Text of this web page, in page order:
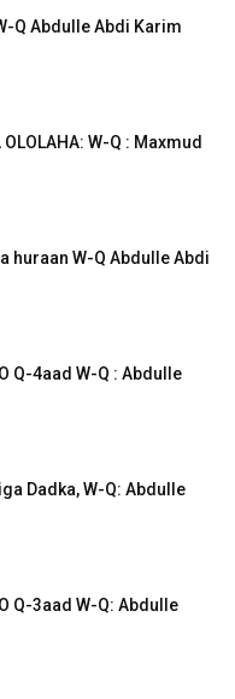
Q Abdulle Abdi Karim
OLOLAHA: W-Q : Maxmud
huraan W-Q Abdulle Abdi
Q-4aad W-Q : Abdulle
Dadka, W-Q: Abdulle
Q-3aad W-Q: Abdulle